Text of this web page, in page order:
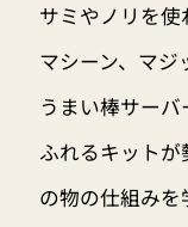
サミやノリを
マシーン、マジ
うまい棒サー
ふれるキットが
の物の仕組みを